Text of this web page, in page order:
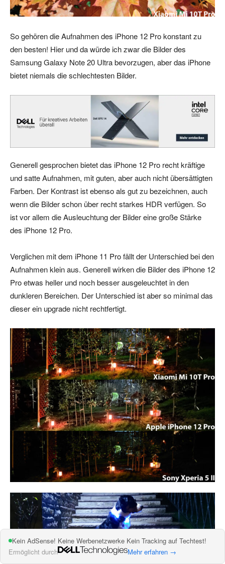
So gehören die Aufnahmen des iPhone 12 Pro konstant zu
den besten! Hier und da würde ich zwar die Bilder des
Samsung Galaxy Note 20 Ultra bevorzugen, aber das iPhone
bietet niemals die schlechtesten Bilder.
Generell gesprochen bietet das iPhone 12 Pro recht kräftige
und satte Aufnahmen, mit guten, aber auch nicht übersättigten
Farben. Der Kontrast ist ebenso als gut zu bezeichnen, auch
wenn die Bilder schon über recht starkes HDR verfügen. So
ist vor allem die Ausleuchtung der Bilder eine große Stärke
des iPhone 12 Pro.
Verglichen mit dem iPhone 11 Pro fällt der Unterschied bei den
Aufnahmen klein aus. Generell wirken die Bilder des iPhone 12
Pro etwas heller und noch besser ausgeleuchtet in den
dunkleren Bereichen. Der Unterschied ist aber so minimal das
dieser ein upgrade nicht rechtfertigt.
Kein AdSense! Keine Werbenetzwerke Kein Tracking auf Techtest!
Ermöglicht durch
Mehr erfahren →